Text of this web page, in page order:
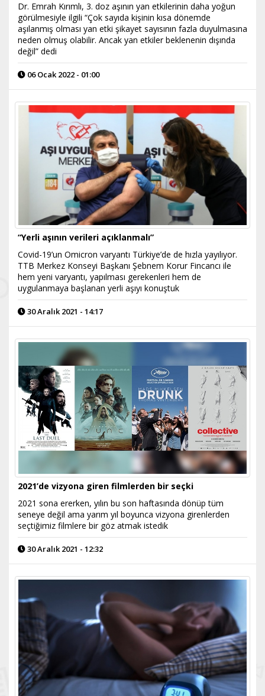
Dr. Emrah Kırımlı, 3. doz aşının yan etkilerinin daha yoğun
görülmesiyle ilgili “Çok sayıda kişinin kısa dönemde
aşılanmış olması yan etki şikayet sayısının fazla duyulmasına
neden olmuş olabilir. Ancak yan etkiler beklenenin dışında
değil” dedi
06 Ocak 2022 - 01:00
“Yerli aşının verileri açıklanmalı”
Covid-19’un Omicron varyantı Türkiye’de de hızla yayılıyor.
TTB Merkez Konseyi Başkanı Şebnem Korur Fincancı ile
hem yeni varyantı, yapılması gerekenleri hem de
uygulanmaya başlanan yerli aşıyı konuştuk
30 Aralık 2021 - 14:17
2021’de vizyona giren filmlerden bir seçki
2021 sona ererken, yılın bu son haftasında dönüp tüm
seneye değil ama yarım yıl boyunca vizyona girenlerden
seçtiğimiz filmlere bir göz atmak istedik
30 Aralık 2021 - 12:32